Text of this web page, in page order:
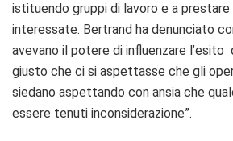
istituendo gruppi di lavoro e a
interessate. Bertrand ha denunciato
avevano il potere di influenzare l’esito
giusto che ci si aspettasse che gli
siedano aspettando con ansia che
essere tenuti inconsiderazione”.